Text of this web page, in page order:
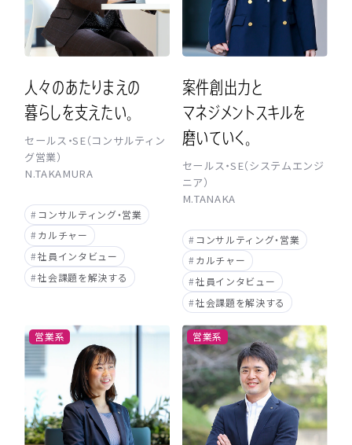
人 々のあたりま えの
暮らしを支え たい。
セールス・SE（コンサルティン
グ営業）
N.TAKAMURA
#コンサルティング・営業
#カルチャー
#社員インタビュー
#社会課題を解決する
案件創 出力と
マネジメン トスキルを
磨いていく 。
セールス・SE（システムエンジ
ニア）
M.TANAKA
#コンサルティング・営業
#カルチャー
#社員インタビュー
#社会課題を解決する
営業系 営業系